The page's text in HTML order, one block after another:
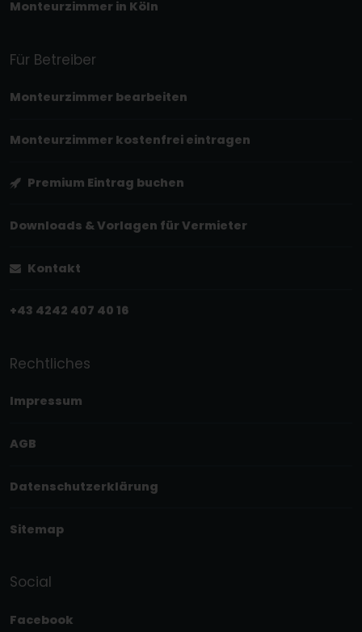
Monteurzimmer in Köln
Für Betreiber
Monteurzimmer bearbeiten
Monteurzimmer kostenfrei eintragen
Premium Eintrag buchen
Downloads & Vorlagen für Vermieter
Kontakt
+43 4242 407 40 16
Rechtliches
Impressum
AGB
Datenschutzerklärung
Sitemap
Social
Facebook